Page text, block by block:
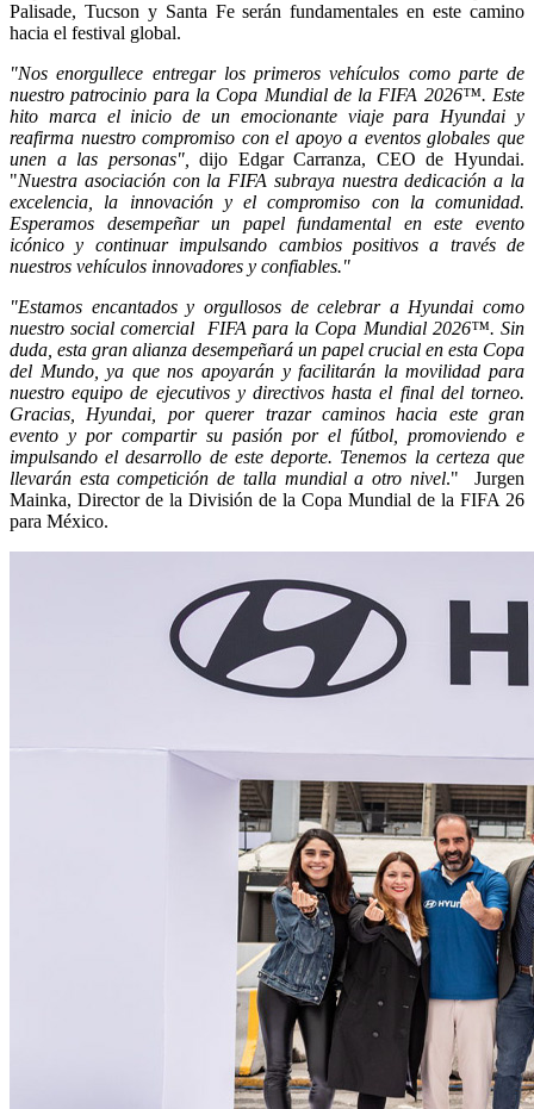
Palisade, Tucson y Santa Fe serán fundamentales en este camino
hacia el festival global.
"Nos enorgullece entregar los primeros vehículos como parte de
nuestro patrocinio para la Copa Mundial de la FIFA 2026™. Este
hito marca el inicio de un emocionante viaje para Hyundai y
reafirma nuestro compromiso con el apoyo a eventos globales que
unen a las personas",
dijo Edgar Carranza, CEO de Hyundai.
"Nuestra asociación con la FIFA subraya nuestra dedicación a la
excelencia, la innovación y el compromiso con la comunidad.
Esperamos desempeñar un papel fundamental en este evento
icónico y continuar impulsando cambios positivos a través de
nuestros vehículos innovadores y confiables."
"Estamos encantados y orgullosos de celebrar a Hyundai como
nuestro social comercial ​ FIFA para la Copa Mundial 2026™️. Sin
duda, esta gran alianza desempeñará un papel crucial en esta Copa
del Mundo, ya que nos apoyarán y facilitarán la movilidad para
nuestro equipo de ejecutivos y directivos hasta el final del torneo.
Gracias, Hyundai, por querer trazar caminos hacia este gran
evento y por compartir su pasión por el fútbol, promoviendo e
impulsando el desarrollo de este deporte. Tenemos la certeza que
llevarán esta competición de talla mundial a otro nivel." ​ Jurgen
Mainka, Director de la División de la Copa Mundial de la FIFA 26
para México.